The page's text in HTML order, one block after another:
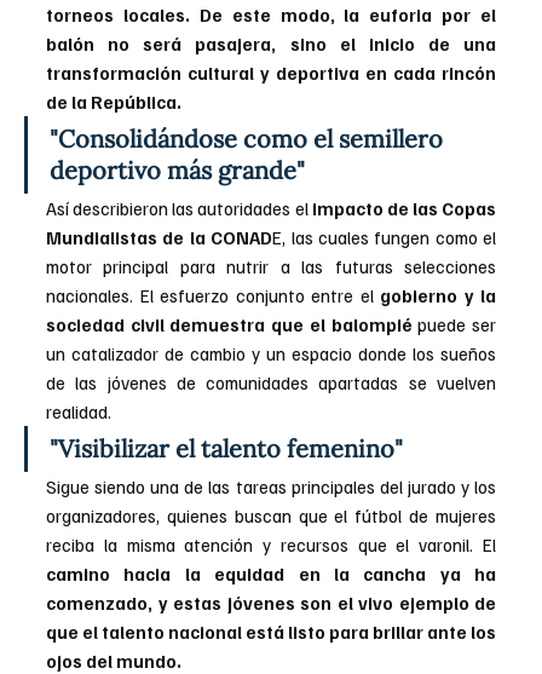
torneos locales. De este modo, la euforia por el
balón no será pasajera, sino el inicio de una
transformación cultural y deportiva en cada rincón
de la República.
"Consolidándose como el semillero
deportivo más grande"
Así describieron las autoridades el impacto de las Copas
Mundialistas de la CONADE, las cuales fungen como el
motor principal para nutrir a las futuras selecciones
nacionales. El esfuerzo conjunto entre el gobierno y la
sociedad civil demuestra que el balompié puede ser
un catalizador de cambio y un espacio donde los sueños
de las jóvenes de comunidades apartadas se vuelven
realidad.
"Visibilizar el talento femenino"
Sigue siendo una de las tareas principales del jurado y los
organizadores, quienes buscan que el fútbol de mujeres
camino hacia la equidad en la cancha ya ha
comenzado, y estas jóvenes son el vivo ejemplo de
que el talento nacional está listo para brillar ante los
ojos del mundo.